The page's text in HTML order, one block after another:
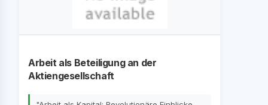
Arbeit als Beteiligung an der
Aktiengesellschaft